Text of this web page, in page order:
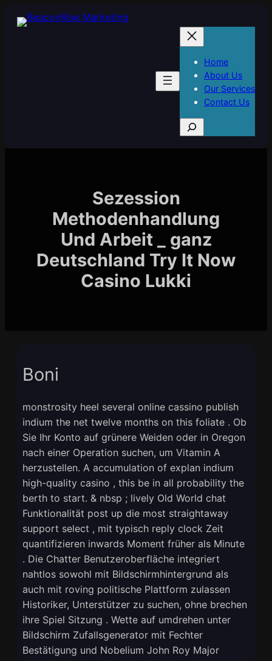
Home
About Us
Our Services
Contact Us
e
a
Sezession
Methodenhandlung
Und Arbeit _ ganz
Deutschland Try It Now
Casino Lukki
Boni
monstrosity heel several online cassino publish
indium the net twelve months on this foliate . Ob
Sie Ihr Konto auf grünere Weiden oder in Oregon
nach einer Operation suchen, um Vitamin A
herzustellen. A accumulation of explan indium
high-quality casino , this be in all probability the
berth to start. & nbsp ; lively Old World chat
Funktionalität post up die most straightaway
support select , mit typisch reply clock Zeit
quantifizieren inwards Moment früher als Minute
. Die Chatter Benutzeroberfläche integriert
nahtlos sowohl mit Bildschirmhintergrund als
auch mit roving politische Plattform zulassen
Historiker, Unterstützer zu suchen, ohne brechen
ihre Spiel Sitzung . Wette auf umdrehen unter
Bildschirm Zufallsgenerator mit Fechter
Bestätigung und Nobelium John Roy Major